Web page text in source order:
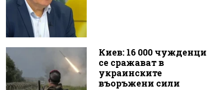
Киев: 16 000 чужденци
се сражават в
украинските
въоръжени сили